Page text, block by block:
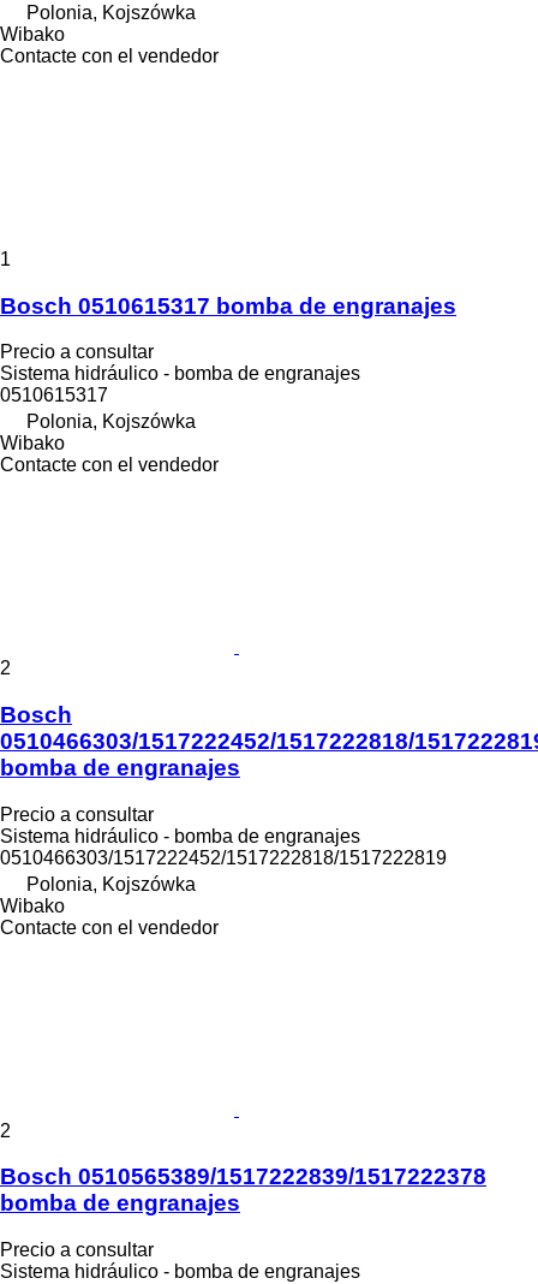
Polonia, Kojszówka
Wibako
Contacte con el vendedor
1
Bosch 0510615317 bomba de engranajes
Precio a consultar
Sistema hidráulico - bomba de engranajes
0510615317
Polonia, Kojszówka
Wibako
Contacte con el vendedor
2
Bosch
0510466303/1517222452/1517222818/
bomba de engranajes
Precio a consultar
Sistema hidráulico - bomba de engranajes
0510466303/1517222452/1517222818/1517222819
Polonia, Kojszówka
Wibako
Contacte con el vendedor
2
Bosch 0510565389/1517222839/1517222378
bomba de engranajes
Precio a consultar
Sistema hidráulico - bomba de engranajes